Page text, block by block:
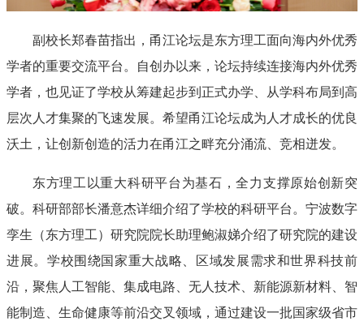
副校长郑春苗指出，甬江论坛是东方理工面向海内外优秀
学者的重要交流平台。自创办以来，论坛持续连接海内外优秀
学者，也见证了学校从筹建起步到正式办学、从学科布局到高
层次人才集聚的飞速发展。希望甬江论坛成为人才成长的优良
沃土，让创新创造的活力在甬江之畔充分涌流、竞相迸发。
东方理工以重大科研平台为基石，全力支撑原始创新突
破。科研部部长潘意杰详细介绍了学校的科研平台。宁波数字
孪生（东方理工）研究院院长助理鲍淑娣介绍了研究院的建设
进展。学校围绕国家重大战略、区域发展需求和世界科技前
沿，聚焦人工智能、集成电路、无人技术、新能源新材料、智
能制造、生命健康等前沿交叉领域，通过建设一批国家级省市